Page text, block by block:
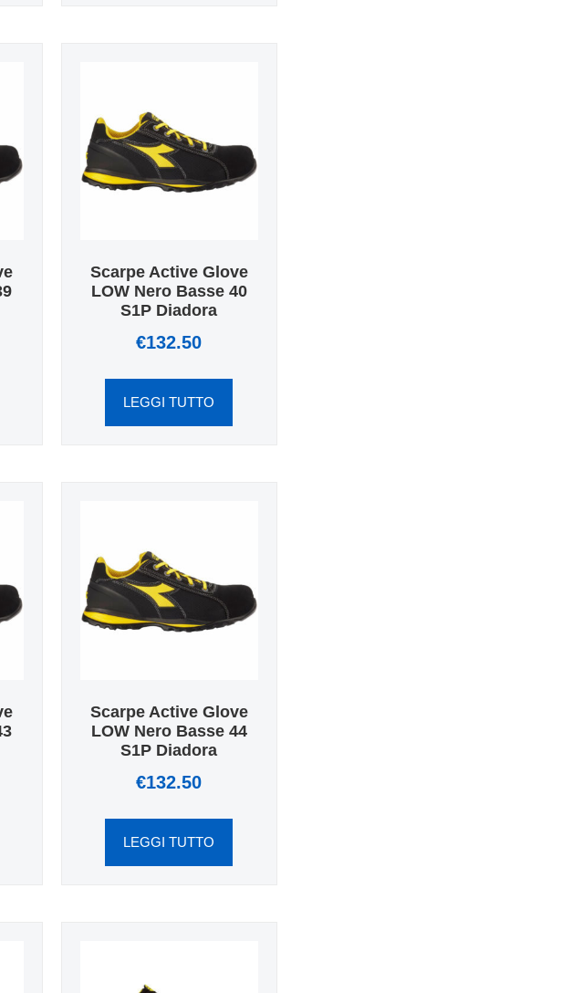
Scarpe Active Glove
LOW Nero Basse 40
S1P Diadora
€132.50
LEGGI TUTTO
Scarpe Active Glove
LOW Nero Basse 44
S1P Diadora
€132.50
LEGGI TUTTO